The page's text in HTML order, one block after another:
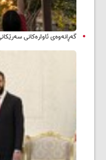
گەڕانەوەی ئاوارەکانی سەرێکانی بۆ ۱۰ی ئاب